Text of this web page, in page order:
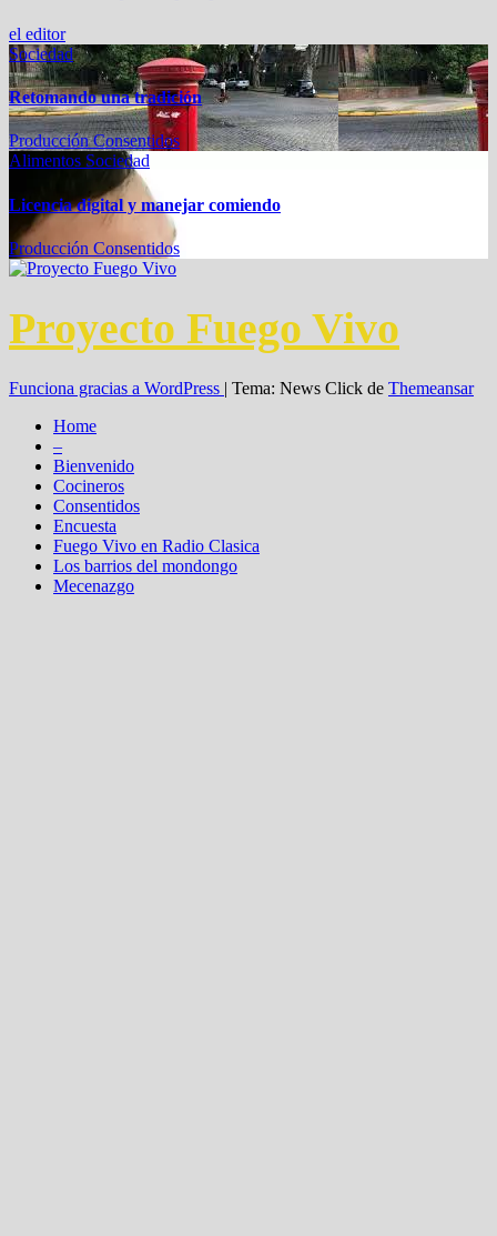
el editor
Sociedad
Retomando una tradición
Producción Consentidos
Alimentos Sociedad
Licencia digital y manejar comiendo
Producción Consentidos
Proyecto Fuego Vivo
Funciona gracias a WordPress | Tema: News Click de Themeansar
Home
–
Bienvenido
Cocineros
Consentidos
Encuesta
Fuego Vivo en Radio Clasica
Los barrios del mondongo
Mecenazgo